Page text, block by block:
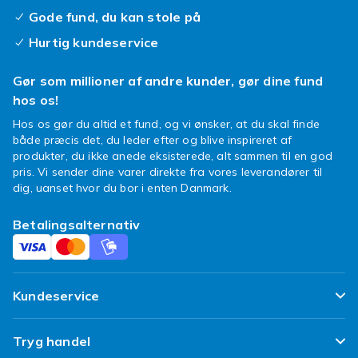
varmen godt i jorden. Plast og
vedligeholdelsesfrie.
Størrelse og dybde til
forskellige afgrøder
Vælg størrelse efter hvad du vil dyrke. Lave
kasser på 15 til 20 cm dybde rækker til salat,
radiser og krydderurter. Tomater, peberfrugter
jord for at trives. En bredde på 60 til 80 cm er
praktisk, da du kan nå midten uden at træde
ind. Lange kasser passer godt langs hegn,
husmure og altanrækværk.
Hvad kan du dyrke i en
plantekasse?
Gode fund, du kan stole på
Hurtig kundeservice
Gør som millioner af andre kunder, gør dine fund
hos os!
Hos os gør du altid et fund, og vi ønsker, at du skal finde
både præcis det, du leder efter og blive inspireret af
produkter, du ikke anede eksisterede, alt sammen til en god
pris. Vi sender dine varer direkte fra vores leverandører til
dig, uanset hvor du bor i enten Danmark.
Betalingsalternativ
Kundeservice
Ofte stillede spørgsmål
Tryg handel